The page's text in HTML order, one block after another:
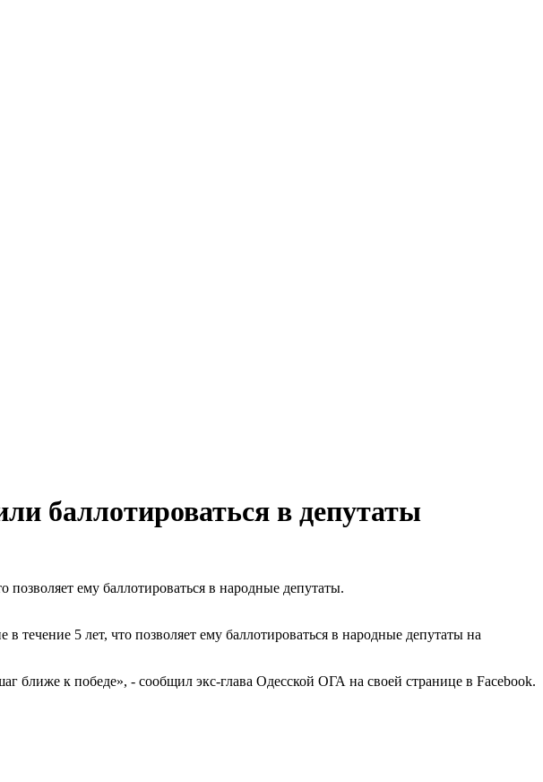
баллотироваться в депутаты
ему баллотироваться в народные депутаты.
5 лет, что позволяет ему баллотироваться в народные депутаты на
ближе к победе», - сообщил экс-глава Одесской ОГА на своей странице в Facebook.